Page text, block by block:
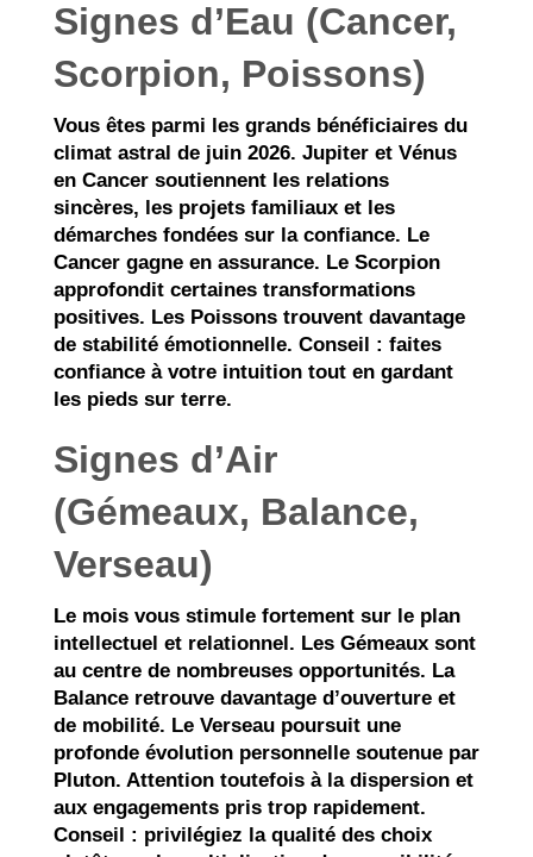
Signes d’Eau (Cancer,
Scorpion, Poissons)
Vous êtes parmi les grands bénéficiaires du
climat astral de juin 2026. Jupiter et Vénus
en Cancer soutiennent les relations
sincères, les projets familiaux et les
démarches fondées sur la confiance. Le
Cancer gagne en assurance. Le Scorpion
approfondit certaines transformations
positives. Les Poissons trouvent davantage
de stabilité émotionnelle. Conseil : faites
confiance à votre intuition tout en gardant
les pieds sur terre.
Signes d’Air
(Gémeaux, Balance,
Verseau)
Le mois vous stimule fortement sur le plan
intellectuel et relationnel. Les Gémeaux sont
au centre de nombreuses opportunités. La
Balance retrouve davantage d’ouverture et
de mobilité. Le Verseau poursuit une
profonde évolution personnelle soutenue par
Pluton. Attention toutefois à la dispersion et
aux engagements pris trop rapidement.
Conseil : privilégiez la qualité des choix